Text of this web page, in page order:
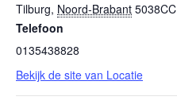
Tilburg, Noord-Brabant 5038CC
Telefoon
0135438828
Bekijk de site van Locatie